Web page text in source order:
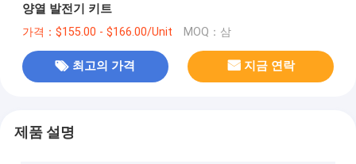
양열 발전기 키트
가격：$155.00 - $166.00/Unit MOQ：삼
최고의 가격 지금 연락
제품 설명